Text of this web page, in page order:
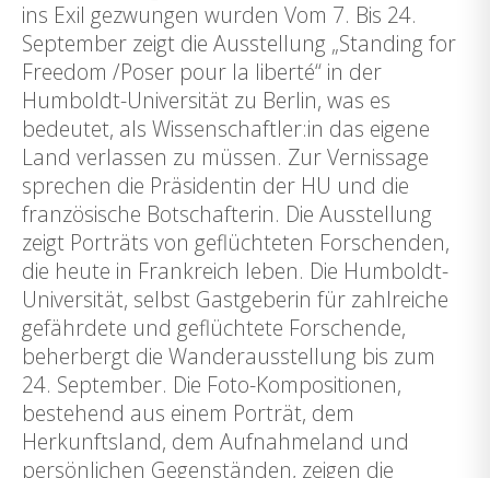
ins Exil gezwungen wurden Vom 7. Bis 24.
September zeigt die Ausstellung „Standing for
Freedom /Poser pour la liberté“ in der
Humboldt-Universität zu Berlin, was es
bedeutet, als Wissenschaftler:in das eigene
Land verlassen zu müssen. Zur Vernissage
sprechen die Präsidentin der HU und die
französische Botschafterin. Die Ausstellung
zeigt Porträts von geflüchteten Forschenden,
die heute in Frankreich leben. Die Humboldt-
Universität, selbst Gastgeberin für zahlreiche
gefährdete und geflüchtete Forschende,
beherbergt die Wanderausstellung bis zum
24. September. Die Foto-Kompositionen,
bestehend aus einem Porträt, dem
Herkunftsland, dem Aufnahmeland und
persönlichen Gegenständen, zeigen die